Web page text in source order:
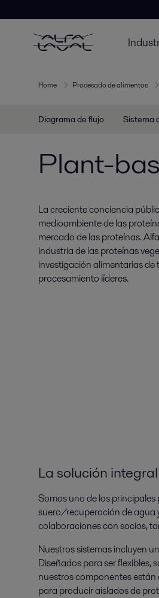
Home Procesado de alimentos
Diagrama de flujo Sistema
Plant-
La creciente conciencia
medioambiente de las
mercado de las proteínas.
industria de las proteínas
investigación alimentarias
procesamiento líderes.
La solución
Somos uno de los
suero/recuperación de agua
colaboraciones con socios,
Nuestros sistemas incluyen
Diseñados para ser flexibles,
nuestros componentes
para producir aislados de